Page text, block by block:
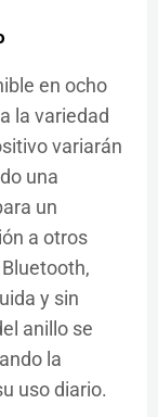
en ocho
la variedad
variarán
una
un
a otros
y sin
anillo se
la
uso diario.